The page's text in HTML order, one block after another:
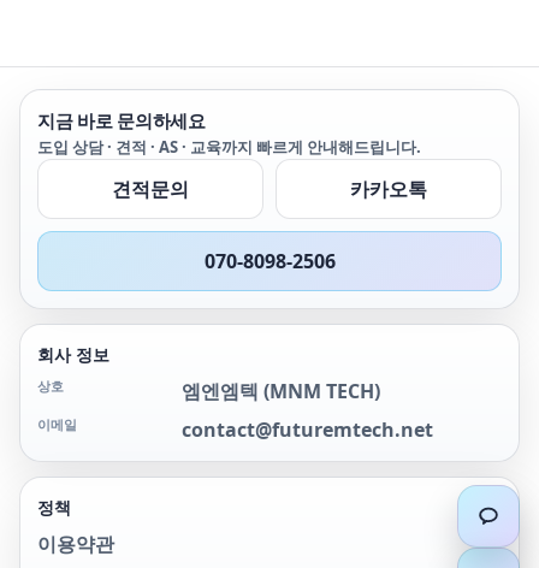
지금 바로 문의하세요
도입 상담 · 견적 · AS · 교육까지 빠르게 안내해드립니다.
견적문의 카카오톡
070-8098-2506
회사 정보
상호 엠엔엠텍 (MNM TECH)
이메일 contact@futuremtech.net
정책
이용약관